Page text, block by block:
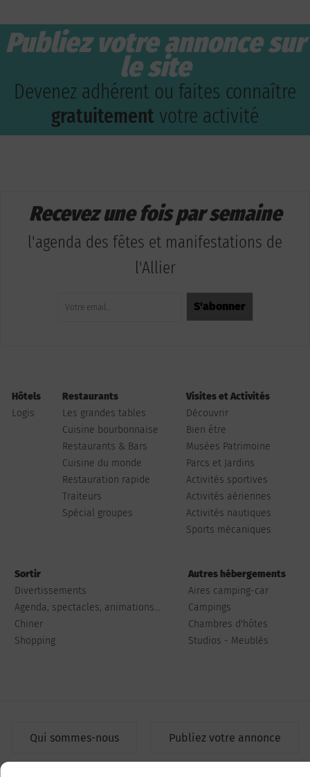
Publiez votre annonce sur
le site
Devenez adhérent ou faites connaître
gratuitement votre activité
Recevez une fois par semaine
l'agenda des fêtes et manifestations de
l'Allier
Hôtels
Logis
Restaurants
Les grandes tables
Cuisine bourbonnaise
Restaurants & Bars
Cuisine du monde
Restauration rapide
Traiteurs
Spécial groupes
Visites et Activités
Découvrir
Bien être
Musées Patrimoine
Parcs et Jardins
Activités sportives
Activités aériennes
Activités nautiques
Sports mécaniques
Sortir
Divertissements
Agenda, spectacles, animations...
Chiner
Shopping
Autres hébergements
Aires camping-car
Campings
Chambres d'hôtes
Studios - Meublés
Qui sommes-nous Publiez votre annonce